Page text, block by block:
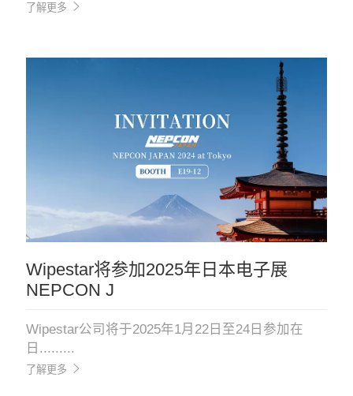
了解更多
Wipestar将参加2025年日本电子展
NEPCON J
Wipestar公司将于2025年1月22日至24日参加在
日.........
了解更多